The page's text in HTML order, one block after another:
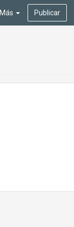
Más Publicar